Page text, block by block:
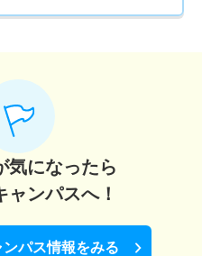
気になったら
ャンパスへ！
パス情報をみる